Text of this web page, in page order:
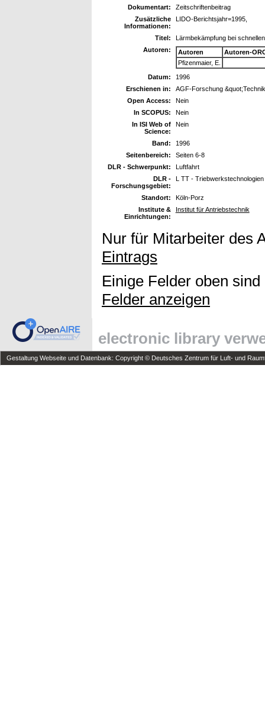
Dokumentart:
Zeitschriftenbeitrag
Zusätzliche
Informationen:
LIDO-Berichtsjahr=1995,
Titel:
Lärmbekämpfung bei
Autoren:
Autoren
Autoren-
Pfizenmaier, E.
Datum:
1996
Erschienen in:
AGF-Forschung
Open Access:
Nein
In SCOPUS:
Nein
In ISI Web of
Science:
Nein
Band:
1996
Seitenbereich:
Seiten 6-8
DLR - Schwerpunkt:
Luftfahrt
DLR -
Forschungsgebiet:
L TT - Triebwerkstechnologien
Standort:
Köln-Porz
Institute &
Einrichtungen:
Institut für Antriebstechnik
Nur für Mitarbeiter des
Eintrags
Einige Felder oben
Felder anzeigen
electronic library
Gestaltung Webseite und Datenbank: Copyright © Deutsches Zentrum für Luft- und